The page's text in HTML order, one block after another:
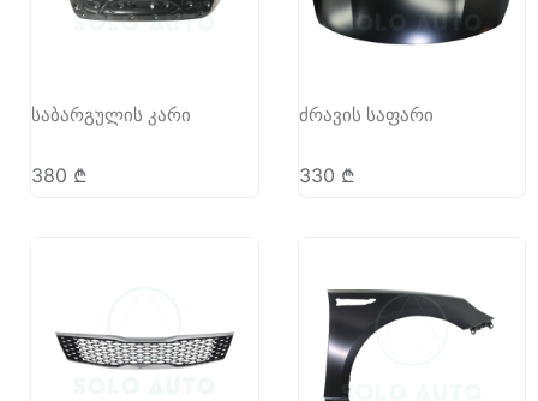
საბარგულის კარი
380 ₾
ძრავის საფარი
330 ₾